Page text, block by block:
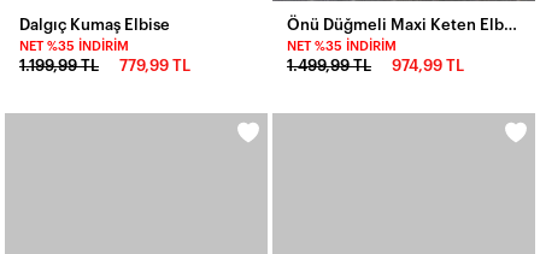
Dalgıç Kumaş Elbise
NET %35 İNDIRIM
1.199,99 TL 779,99 TL
NET %35 İNDIRIM
1.499,99 TL 974,99 TL